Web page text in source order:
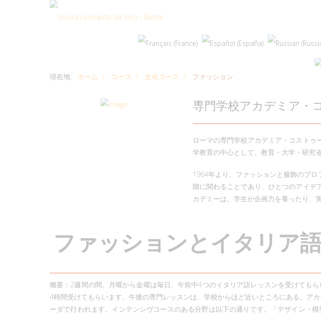
現在地: ホーム コース 文化コース ファッション
専門学校アカデミア・
ローマの専門学校アカデミア・コスト
学教育の中心として、教育・大学・研究
1964年より、ファッションと服飾のプ
階に関わることであり、ひとつのアイ
カデミーは、学生が企画力を養ったり、
フ ァッシ ョ ンと タ リ ア
概要：2週間の間、月曜から金曜は毎日、午前中4つのイタリア語レッスンを受けても
4時間受けてもらいます。午後の専門レッスンは、学校からほど近いところにある、ア
ーダで行われます。インテンシヴコースのある分野は以下の通りです。「デザイン・